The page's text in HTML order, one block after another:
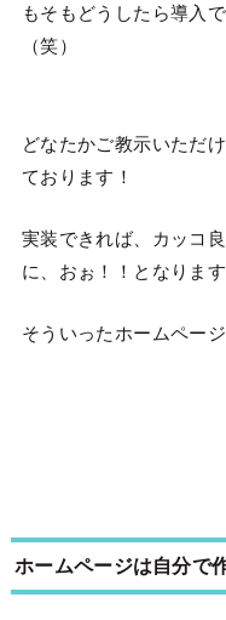
もそもどうしたら導入
（笑）
どなたかご教示いただ
ております！
実装できれば、カッコ
に、おぉ！！となります
そういったホームペー
ホームページは自分で